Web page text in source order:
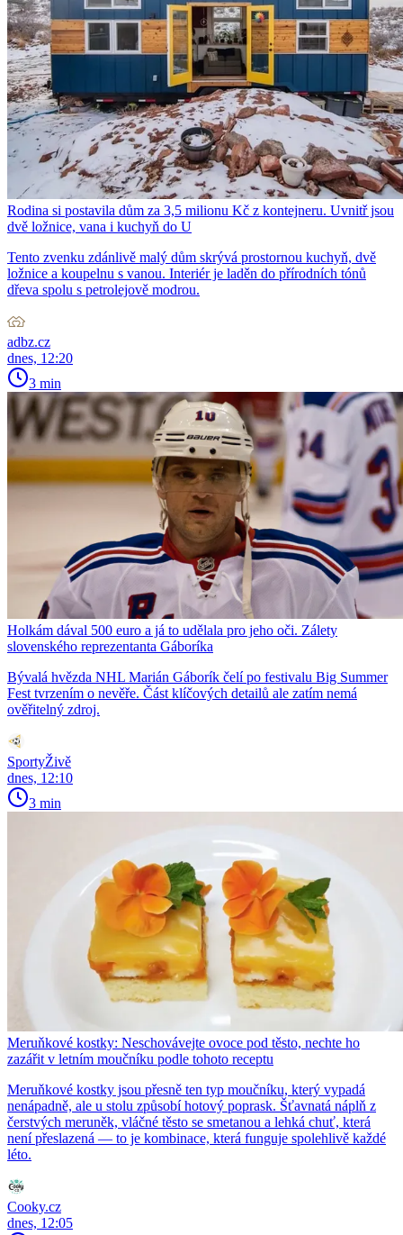
Rodina si postavila dům za 3,5 milionu Kč z kontejneru. Uvnitř jsou
dvě ložnice, vana i kuchyň do U
Tento zvenku zdánlivě malý dům skrývá prostornou kuchyň, dvě
ložnice a koupelnu s vanou. Interiér je laděn do přírodních tónů
dřeva spolu s petrolejově modrou.
adbz.cz
dnes, 12:20
3 min
Holkám dával 500 euro a já to udělala pro jeho oči. Zálety
slovenského reprezentanta Gáboríka
Bývalá hvězda NHL Marián Gáborík čelí po festivalu Big Summer
Fest tvrzením o nevěře. Část klíčových detailů ale zatím nemá
ověřitelný zdroj.
SportyŽivě
dnes, 12:10
3 min
Meruňkové kostky: Neschovávejte ovoce pod těsto, nechte ho
zazářit v letním moučníku podle tohoto receptu
Meruňkové kostky jsou přesně ten typ moučníku, který vypadá
nenápadně, ale u stolu způsobí hotový poprask. Šťavnatá náplň z
čerstvých meruněk, vláčné těsto se smetanou a lehká chuť, která
není přeslazená — to je kombinace, která funguje spolehlivě každé
léto.
Cooky.cz
dnes, 12:05